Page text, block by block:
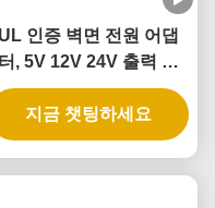
UL 인증 벽면 전원 어댑
터, 5V 12V 24V 출력 및
24W 전력, 지능형 도
어락용
지금 챗팅하세요